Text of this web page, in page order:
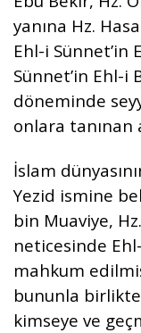
yanına Hz.
Ehl-i Sünnet’in
Sünnet’in Ehl-i
döneminde
onlara tanınan
İslam
Yezid ismine
bin Muaviye,
neticesinde
mahkum
bununla
kimseye ve